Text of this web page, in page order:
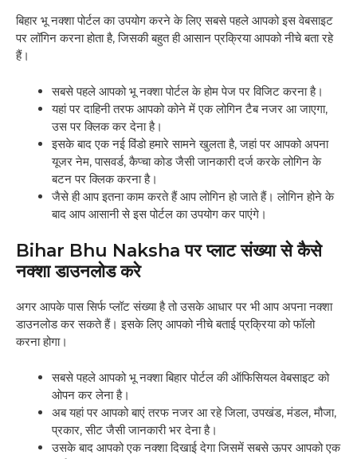
बिहार भू नक्शा पोर्टल का उपयोग करने के लिए सबसे पहले आपको इस वेबसाइट
पर लॉगिन करना होता है, जिसकी बहुत ही आसान प्रक्रिया आपको नीचे बता रहे
हैं।
सबसे पहले आपको भू नक्शा पोर्टल के होम पेज पर विजिट करना है।
यहां पर दाहिनी तरफ आपको कोने में एक लोगिन टैब नजर आ जाएगा,
उस पर क्लिक कर देना है।
इसके बाद एक नई विंडो हमारे सामने खुलता है, जहां पर आपको अपना
यूजर नेम, पासवर्ड, कैप्चा कोड जैसी जानकारी दर्ज करके लोगिन के
बटन पर क्लिक करना है।
जैसे ही आप इतना काम करते हैं आप लोगिन हो जाते हैं। लोगिन होने के
बाद आप आसानी से इस पोर्टल का उपयोग कर पाएंगे।
Bihar Bhu Naksha पर प्लाट संख्या से कैसे
नक्शा डाउनलोड करे
अगर आपके पास सिर्फ प्लॉट संख्या है तो उसके आधार पर भी आप अपना नक्शा
डाउनलोड कर सकते हैं। इसके लिए आपको नीचे बताई प्रक्रिया को फॉलो
करना होगा।
सबसे पहले आपको भू नक्शा बिहार पोर्टल की ऑफिसियल वेबसाइट को
ओपन कर लेना है।
अब यहां पर आपको बाएं तरफ नजर आ रहे जिला, उपखंड, मंडल, मौजा,
प्रकार, सीट जैसी जानकारी भर देना है।
उसके बाद आपको एक नक्शा दिखाई देगा जिसमें सबसे ऊपर आपको एक